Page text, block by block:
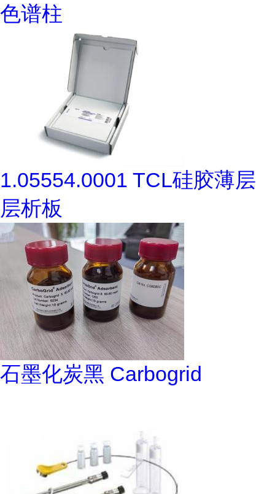
色谱柱
1.05554.0001 TCL硅胶薄层
层析板
石墨化炭黑 Carbogrid